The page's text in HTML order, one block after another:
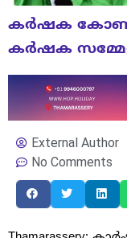
കർഷക
കർഷക
External Author
No Comments